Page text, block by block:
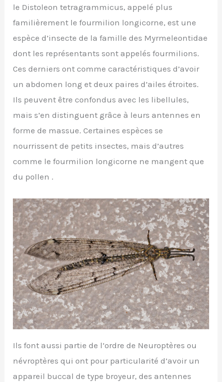
le Distoleon tetragrammicus, appelé plus
familièrement le fourmilion longicorne, est une
espèce d’insecte de la famille des Myrmeleontidae
dont les représentants sont appelés fourmilions.
Ces derniers ont comme caractéristiques d’avoir
un abdomen long et deux paires d’ailes étroites.
Ils peuvent être confondus avec les libellules,
mais s’en distinguent grâce à leurs antennes en
forme de massue. Certaines espèces se
nourrissent de petits insectes, mais d’autres
comme le fourmilion longicorne ne mangent que
du pollen .
Ils font aussi partie de l’ordre de Neuroptères ou
névroptères qui ont pour particularité d’avoir un
appareil buccal de type broyeur, des antennes